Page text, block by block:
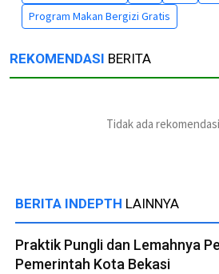
Program Makan Bergizi Gratis
REKOMENDASI BERITA
Tidak ada
BERITA INDEPTH LAINNYA
Praktik Pungli dan Lemahnya
Pemerintah Kota Bekasi